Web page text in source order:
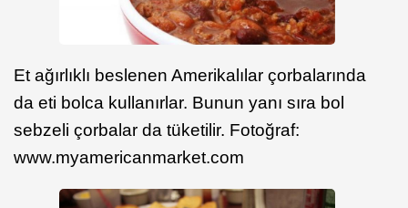
Et ağırlıklı beslenen Amerikalılar çorbalarında
da eti bolca kullanırlar. Bunun yanı sıra bol
sebzeli çorbalar da tüketilir. Fotoğraf:
www.myamericanmarket.com